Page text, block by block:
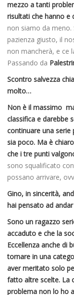
mezzo a tanti
risultati che hanno e
non siamo da meno.
pazienza giusto, il
non mancherà, e ce
Passando da
Scontro salvezza
molto…
Non è il massimo
classifica e darebbe
continuare una serie
sia poco. Ma è
che i tre punti
sono squalificato
possano arrivare,
Gino, in sincerità,
hai pensato ad andar
Sono un ragazzo
accaduto e che la
Eccellenza anche di
tornare in una
aver meritato solo
fatto altre scelte. La
problema non lo ho